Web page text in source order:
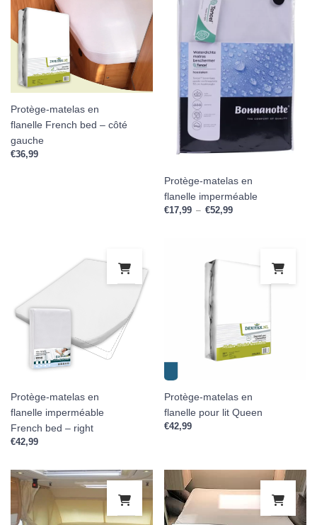
Protège-matelas en
flanelle French bed – côté
gauche
€36,99
Protège-matelas en
flanelle imperméable
€17,99 – €52,99Plage de prix :
Protège-matelas en
flanelle imperméable
French bed – right
€42,99
Protège-matelas en
flanelle pour lit Queen
€42,99